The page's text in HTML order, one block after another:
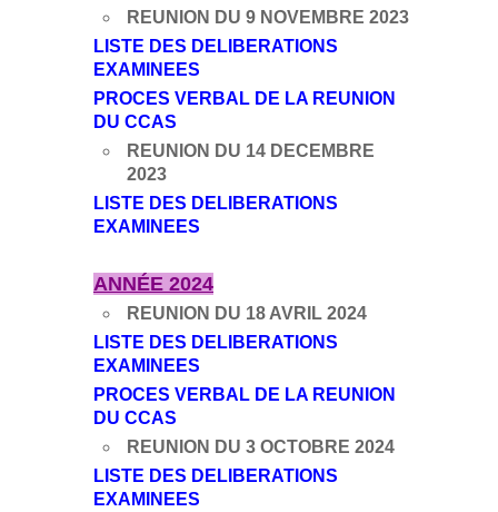
REUNION DU 9 NOVEMBRE 2023
LISTE DES DELIBERATIONS
EXAMINEES
PROCES VERBAL DE LA REUNION
DU CCAS
REUNION DU 14 DECEMBRE
2023
LISTE DES DELIBERATIONS
EXAMINEES
ANNÉE 2024
REUNION DU 18 AVRIL 2024
LISTE DES DELIBERATIONS
EXAMINEES
PROCES VERBAL DE LA REUNION
DU CCAS
REUNION DU 3 OCTOBRE 2024
LISTE DES DELIBERATIONS
EXAMINEES